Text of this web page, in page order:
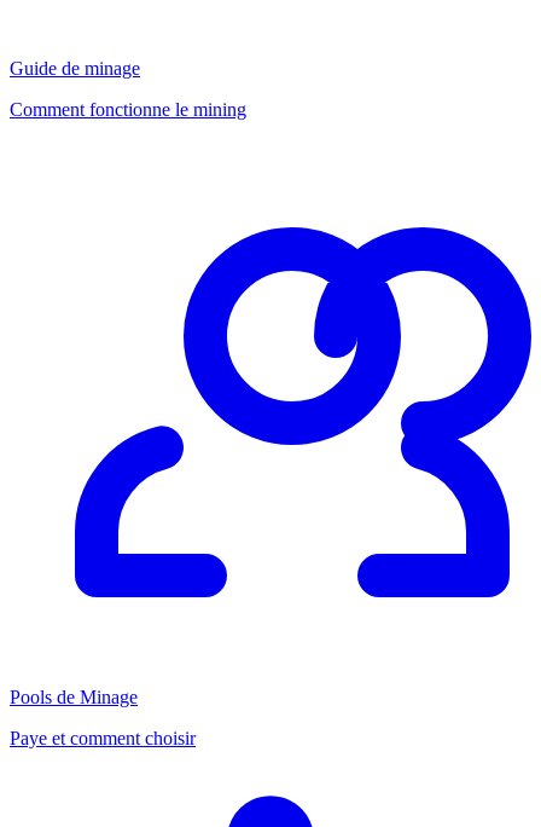
Guide de minage
Comment fonctionne le mining
Pools de Minage
Paye et comment choisir